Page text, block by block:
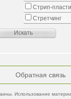
Стрип-
Стретчинг
Обратная связь
Использование